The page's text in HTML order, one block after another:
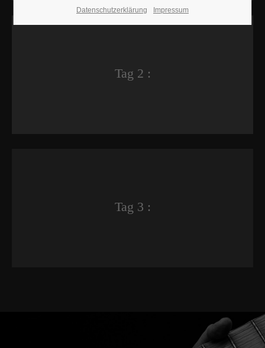
Tag 2 :
Tag 3 :
Datenschutzerklärung Impressum